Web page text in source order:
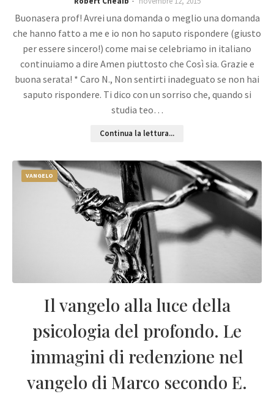
Buonasera prof! Avrei una domanda o meglio una domanda
che hanno fatto a me e io non ho saputo rispondere (giusto
per essere sincero!) come mai se celebriamo in italiano
continuiamo a dire Amen piuttosto che Così sia. Grazie e
buona serata! * Caro N., Non sentirti inadeguato se non hai
saputo rispondere. Ti dico con un sorriso che, quando si
studia teo…
Continua la lettura...
VANGELO
Il vangelo alla luce della
psicologia del profondo. Le
immagini di redenzione nel
vangelo di Marco secondo E.